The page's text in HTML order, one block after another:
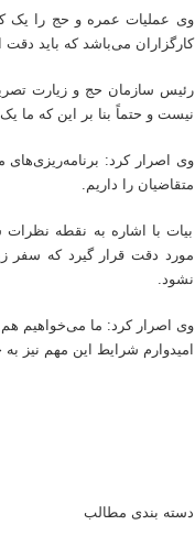
وی عملیات عمره و حج را یک
کارگزاران می‌باشد که باید
رئیس سازمان حج و زیارت
نیست و حتماً بنا بر این که ما
وی اصرار کرد: برنامه‌ریزی‌های
متقاضیان را داریم.
بیات با اشاره به نقطه
مورد دقت قرار گیرد که سفر
نشود.
وی اصرار کرد: ما می‌خواهیم
امیدوارم شرایط این مهم نیز
دسته بندی مطالب